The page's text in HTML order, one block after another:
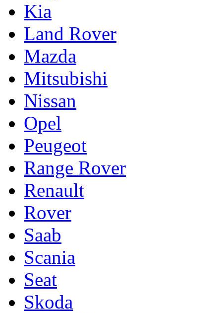
Kia
Land Rover
Mazda
Mitsubishi
Nissan
Opel
Peugeot
Range Rover
Renault
Rover
Saab
Scania
Seat
Skoda